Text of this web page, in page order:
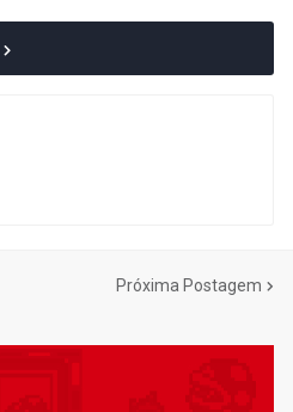
Próxima Postagem